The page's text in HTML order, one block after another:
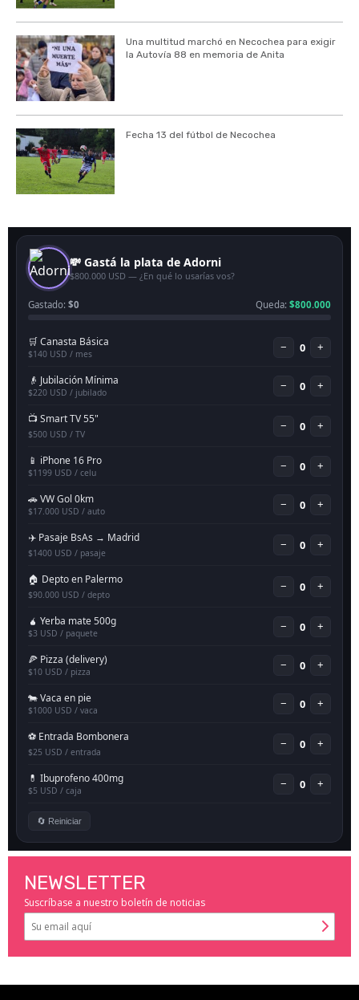
Una multitud marchó en Necochea para exigir
la Autovía 88 en memoria de Anita
Fecha 13 del fútbol de Necochea
NEWSLETTER
Suscríbase a nuestro boletín de noticias